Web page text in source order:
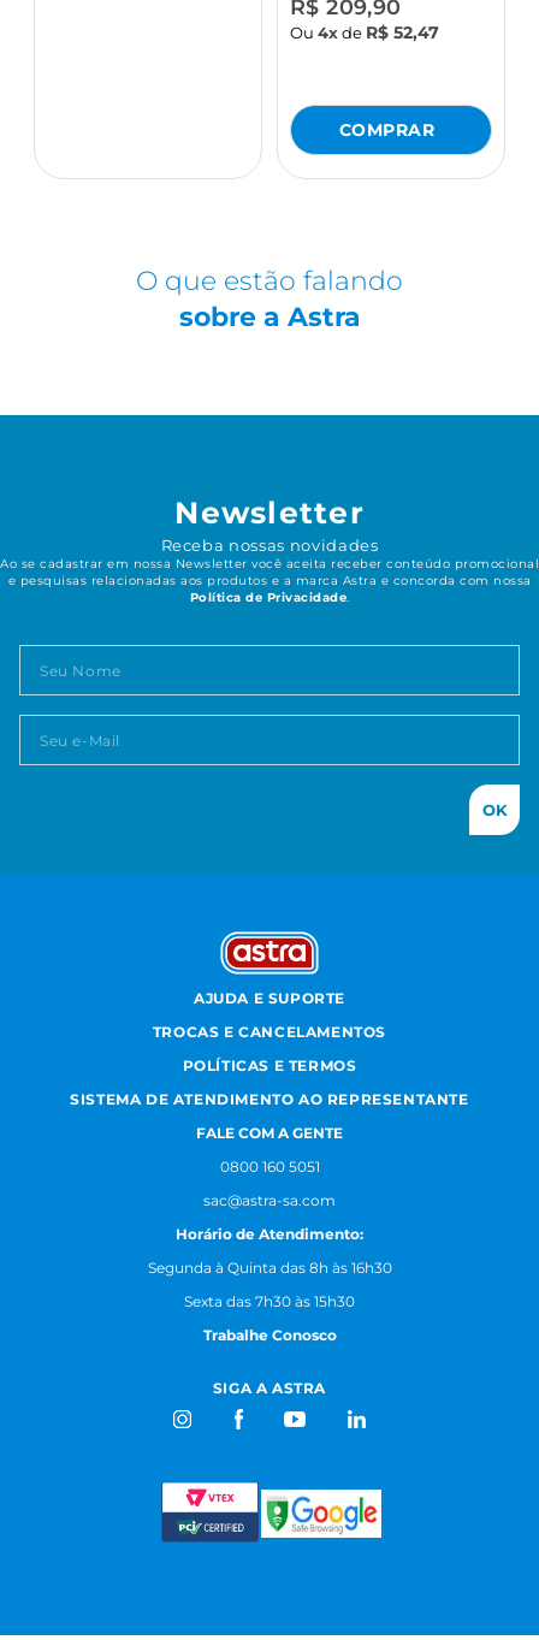
R$ 209,90
Ou4xde R$ 52,47
O que estão falando
sobre a Astra
Newsletter
Receba nossas novidades
Ao se cadastrar em nossa Newsletter você aceita receber conteúdo promocional
e pesquisas relacionadas aos produtos e a marca Astra e concorda com nossa
Política de Privacidade.
OK
AJUDA E SUPORTE
TROCAS E CANCELAMENTOS
POLÍTICAS E TERMOS
SISTEMA DE ATENDIMENTO AO REPRESENTANTE
FALE COM A GENTE
0800 160 5051
sac@astra-sa.com
Horário de Atendimento:
Segunda à Quinta das 8h às 16h30
Sexta das 7h30 às 15h30
Trabalhe Conosco
SIGA A ASTRA